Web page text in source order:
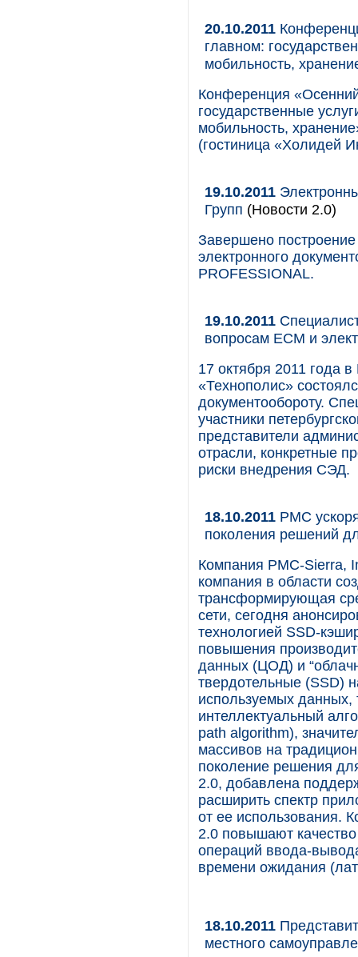
20.10.2011
главном:
мобильность,
Конференция
государственные
мобильность,
(гостиница «Холидей
19.10.2011
Групп (Новости 2.0)
Завершено
электронного
PROFESSIONAL.
19.10.2011
вопросам ЕСМ и
17 октября 2011 года
«Технополис»
документообороту.
участники
представители
отрасли, конкретные
риски внедрения СЭД.
18.10.2011 PMC
поколения решений
Компания PMC-Sierra,
компания в области
трансформирующая
сети, сегодня
технологией SSD-
повышения
данных (ЦОД) и
твердотельные (SSD)
используемых данных,
интеллектуальный
path algorithm),
массивов на
поколение решения
2.0, добавлена
расширить спектр
от ее использования.
2.0 повышают качество
операций ввода-
времени ожидания
18.10.2011
местного